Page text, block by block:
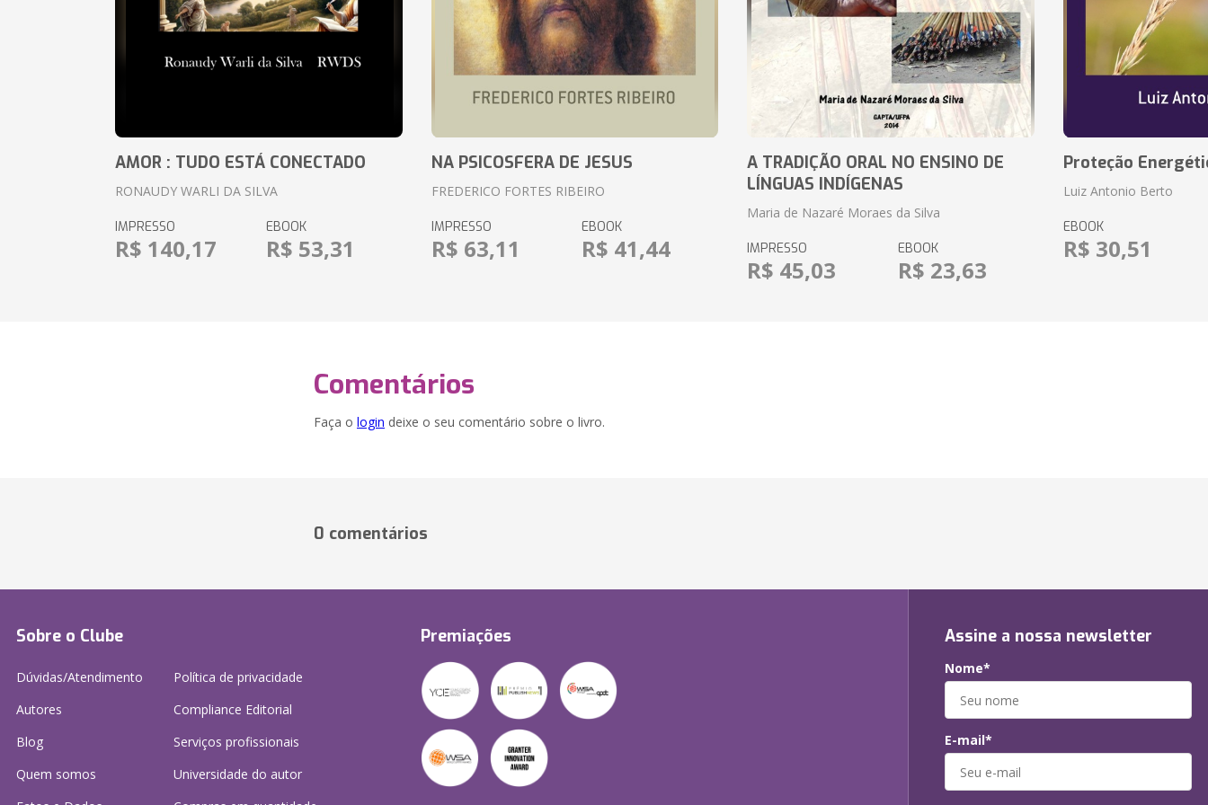
AMOR : TUDO ESTÁ CONECTADO
RONAUDY WARLI DA SILVA
IMPRESSO
R$ 140,17
EBOOK
R$ 53,31
NA PSICOSFERA DE JESUS
FREDERICO FORTES RIBEIRO
IMPRESSO
R$ 63,11
EBOOK
R$ 41,44
A TRADIÇÃO ORAL NO ENSINO DE
LÍNGUAS INDÍGENAS
Maria de Nazaré Moraes da Silva
IMPRESSO
R$ 45,03
EBOOK
R$ 23,63
Proteção
Luiz Antonio Berto
EBOOK
R$ 30,51
Comentários
Faça o login deixe o seu comentário sobre o livro.
0 comentários
Sobre o Clube
Dúvidas/Atendimento
Autores
Blog
Quem somos
Política de privacidade
Compliance Editorial
Serviços profissionais
Universidade do autor
Premiações Assine a nossa newsletter
Nome*
E-mail*